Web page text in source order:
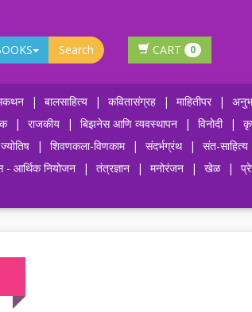
Search CART 0
| बालसाहित्य | कवितासंग्रह | माहितीपर |
| राजकीय | बिझनेस आणि व्यवस्थापन | विनोदी |
ज्योतिष | शिवणकला-विणकाम | संदर्भग्रंथ | संत-साहित्य
- आर्थिक नियोजन | तंत्रज्ञान | मनोरंजन | खेळ |